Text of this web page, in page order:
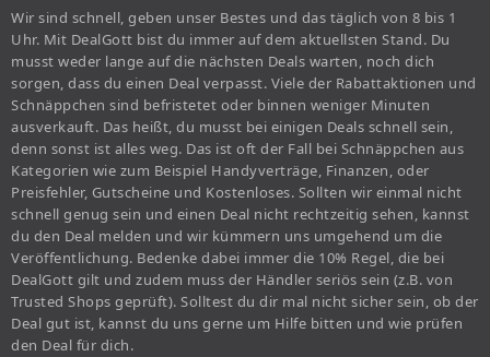
Wir sind schnell, geben unser Bestes und das täglich von 8 bis 1
Uhr. Mit DealGott bist du immer auf dem aktuellsten Stand. Du
musst weder lange auf die nächsten Deals warten, noch dich
sorgen, dass du einen Deal verpasst. Viele der Rabattaktionen und
Schnäppchen sind befristetet oder binnen weniger Minuten
ausverkauft. Das heißt, du musst bei einigen Deals schnell sein,
denn sonst ist alles weg. Das ist oft der Fall bei Schnäppchen aus
Kategorien wie zum Beispiel Handyverträge, Finanzen, oder
Preisfehler, Gutscheine und Kostenloses. Sollten wir einmal nicht
schnell genug sein und einen Deal nicht rechtzeitig sehen, kannst
du den Deal melden und wir kümmern uns umgehend um die
Veröffentlichung. Bedenke dabei immer die 10% Regel, die bei
DealGott gilt und zudem muss der Händler seriös sein (z.B. von
Trusted Shops geprüft). Solltest du dir mal nicht sicher sein, ob der
Deal gut ist, kannst du uns gerne um Hilfe bitten und wie prüfen
den Deal für dich.